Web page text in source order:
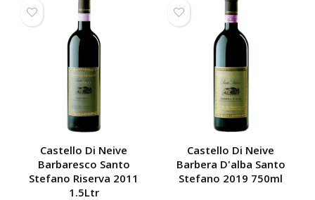
Castello Di Neive
Barbaresco Santo
Stefano Riserva 2011
1.5Ltr
Castello Di Neive
Barbera D'alba Santo
Stefano 2019 750ml